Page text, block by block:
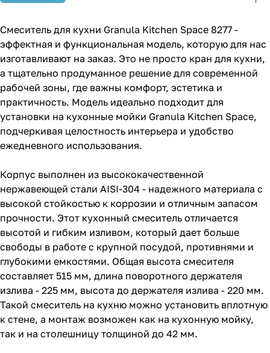
Смеситель для кухни Granula Kitchen Space 8277 -
эффектная и функциональная модель, которую для нас
изготавливают на заказ. Это не просто кран для кухни,
а тщательно продуманное решение для современной
рабочей зоны, где важны комфорт, эстетика и
практичность. Модель идеально подходит для
установки на кухонные мойки Granula Kitchen Space,
подчеркивая целостность интерьера и удобство
ежедневного использования.
Корпус выполнен из высококачественной
нержавеющей стали AISI-304 - надежного материала с
высокой стойкостью к коррозии и отличным запасом
прочности. Этот кухонный смеситель отличается
высотой и гибким изливом, который дает больше
свободы в работе с крупной посудой, противнями и
глубокими емкостями. Общая высота смесителя
составляет 515 мм, длина поворотного держателя
излива - 225 мм, высота до держателя излива - 220 мм.
Такой смеситель на кухню можно установить вплотную
к стене, а монтаж возможен как на кухонную мойку,
так и на столешницу толщиной до 42 мм.